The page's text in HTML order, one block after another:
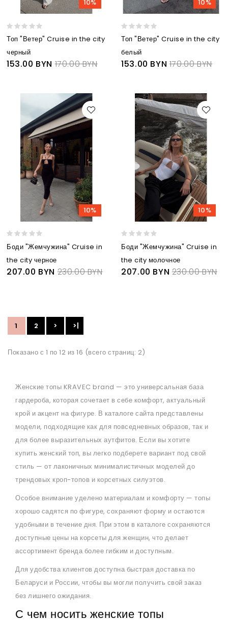
10%
Топ "Ветер" Cruise in the city
черный
153.00 BYN 170.00 BYN
10%
Топ "Ветер" Cruise in the city
белый
153.00 BYN 170.00 BYN
10%
Боди "Жемчужина" Cruise in
the city черное
207.00 BYN 230.00 BYN
10%
Боди "Жемчужина" Cruise in
the city молочное
207.00 BYN 230.00 BYN
1 2 > >|
Показано с 1 по 12 из 16 (всего страниц: 2)
Женские топы KRAVEC brand — это универсальная база
гардероба, которая сочетает в себе комфорт, актуальный
крой и акцент на фигуре. В каталоге сайта представлены
модели, подходящие как для повседневных образов, так и
для более выразительных аутфитов. Если вы хотите
купить женский топ, вы легко подберете вариант под свой
стиль — от лаконичных минималистичных моделей до
трендовых кроп-топов и корсетных силуэтов.
Особое внимание уделено материалам и комфорту — топы
хорошо садятся по фигуре, сохраняют форму и остаются
удобными в течение дня. При этом в каталоге сохраняются
доступные цены на корсеты для женщин, что делает
ассортимент бренда более гибким и доступным.
Для удобства клиентов доступна быстрая доставка по
Беларуси и России, чтобы вы могли получить свой заказ
без лишнего ожидания.
С чем носить женские топы